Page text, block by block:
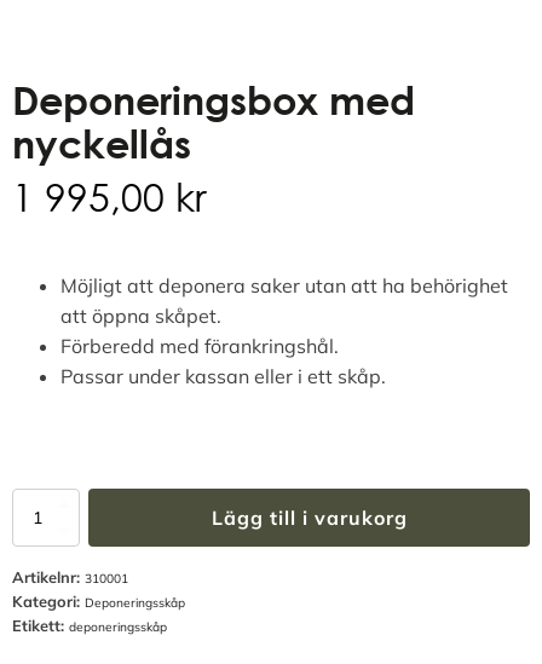
Deponeringsbox med
nyckellås
1 995,00 kr
Möjligt att deponera saker utan att ha behörighet
att öppna skåpet.
Förberedd med förankringshål.
Passar under kassan eller i ett skåp.
Deponeringsbox
mängd
Lägg till i varukorg
Artikelnr: 310001
Kategori: Deponeringsskåp
Etikett: deponeringsskåp